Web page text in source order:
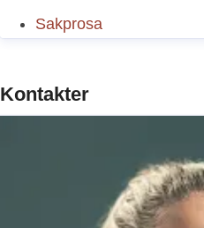
Sakprosa
Kontakter